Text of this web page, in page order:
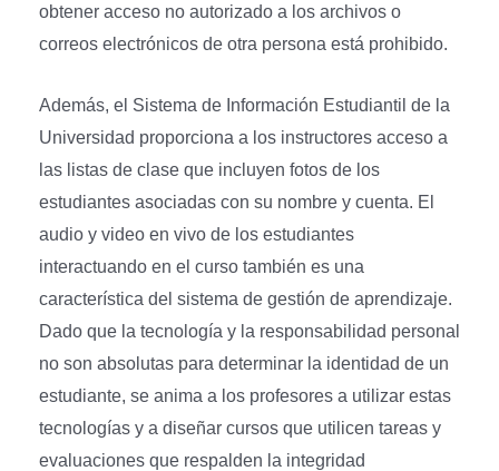
obtener acceso no autorizado a los archivos o
correos electrónicos de otra persona está prohibido.
Además, el Sistema de Información Estudiantil de la
Universidad proporciona a los instructores acceso a
las listas de clase que incluyen fotos de los
estudiantes asociadas con su nombre y cuenta. El
audio y video en vivo de los estudiantes
interactuando en el curso también es una
característica del sistema de gestión de aprendizaje.
Dado que la tecnología y la responsabilidad personal
no son absolutas para determinar la identidad de un
estudiante, se anima a los profesores a utilizar estas
tecnologías y a diseñar cursos que utilicen tareas y
evaluaciones que respalden la integridad